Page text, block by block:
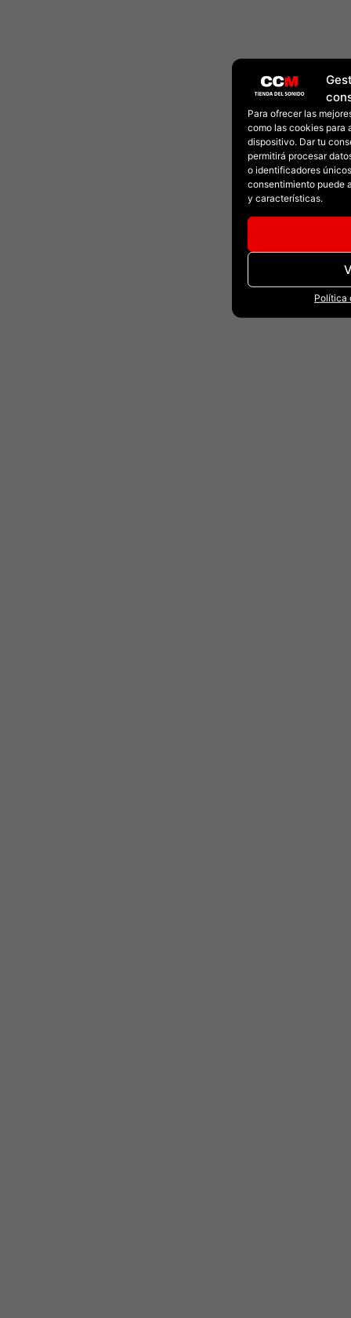
Para ofrecer las
como las cookies para
dispositivo. Dar tu
permitirá procesar
o identificadores
consentimiento puede
y características.
Política